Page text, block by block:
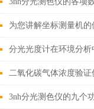
为您讲解坐标测量机的
3nh分光测色仪的九个